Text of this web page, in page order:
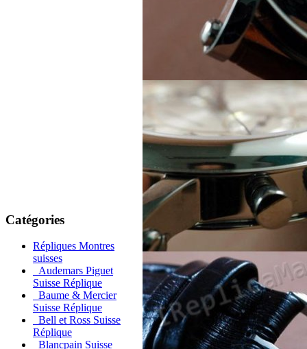
Catégories
Répliques Montres
suisses
Audemars Piguet
Suisse Réplique
Baume & Mercier
Suisse Réplique
Bell et Ross Suisse
Réplique
Blancpain Suisse